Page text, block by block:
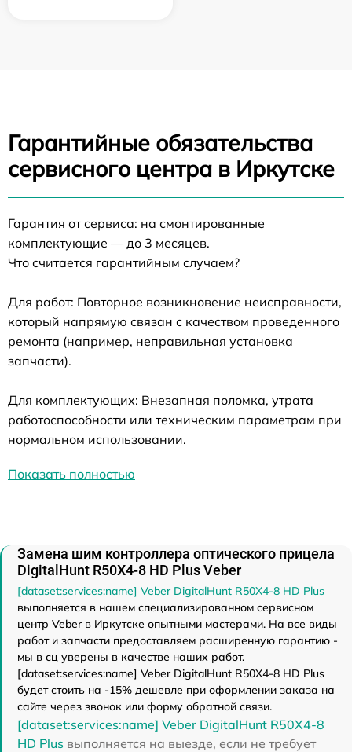
Гарантийные обязательства
сервисного центра в Иркутске
Гарантия от сервиса: на смонтированные
комплектующие — до 3 месяцев.
Что считается гарантийным случаем?
Для работ: Повторное возникновение неисправности,
который напрямую связан с качеством проведенного
ремонта (например, неправильная установка
запчасти).
Для комплектующих: Внезапная поломка, утрата
работоспособности или техническим параметрам при
нормальном использовании.
Показать полностью
Замена шим контроллера оптического прицела
DigitalHunt R50X4-8 HD Plus Veber
[dataset:services:name] Veber DigitalHunt R50X4-8 HD Plus
выполняется в нашем специализированном сервисном
центр Veber в Иркутске опытными мастерами. На все виды
работ и запчасти предоставляем расширенную гарантию -
мы в сц уверены в качестве наших работ.
[dataset:services:name] Veber DigitalHunt R50X4-8 HD Plus
будет стоить на -15% дешевле при оформлении заказа на
сайте через звонок или форму обратной связи.
[dataset:services:name] Veber DigitalHunt R50X4-8
HD Plus выполняется на выезде, если не требует